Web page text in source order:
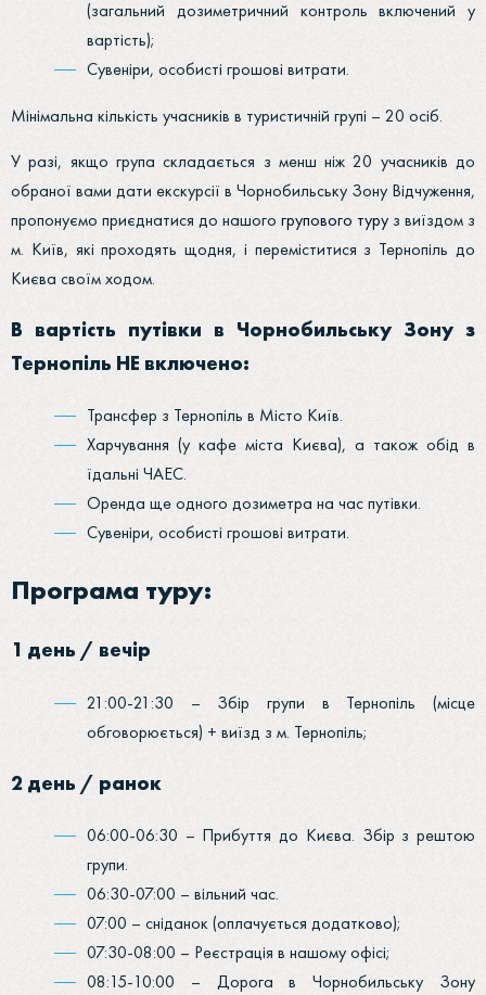
(загальний дозиметричний контроль включений у
вартість);
Сувеніри, особисті грошові витрати.
Мінімальна кількість учасників в туристичній групі – 20 осіб.
У разі, якщо група складається з менш ніж 20 учасників до
обраної вами дати екскурсії в Чорнобильську Зону Відчуження,
пропонуємо приєднатися до нашого групового туруз виїздом з
м. Київ, які проходять щодня, і переміститися з Тернопіль до
Києва своїм ходом.
В вартість путівки в Чорнобильську Зону з
Тернопіль НЕ включено:
Трансфер з Тернопіль в Місто Київ.
Харчування (у кафе міста Києва), а також обід в
їдальні ЧАЕС.
Оренда ще одного дозиметра на час путівки.
Сувеніри, особисті грошові витрати.
Програма туру:
1 день / вечір
21:00-21:30 – Збір групи в Тернопіль (місце
обговорюється) + виїзд з м. Тернопіль;
2 день / ранок
06:00-06:30 – Прибуття до Києва. Збір з рештою
групи.
06:30-07:00 – вільний час.
07:00 – сніданок (оплачується додатково);
07:30-08:00 – Реєстрація в нашому офісі;
08:15-10:00 – Дорога в Чорнобильську Зону